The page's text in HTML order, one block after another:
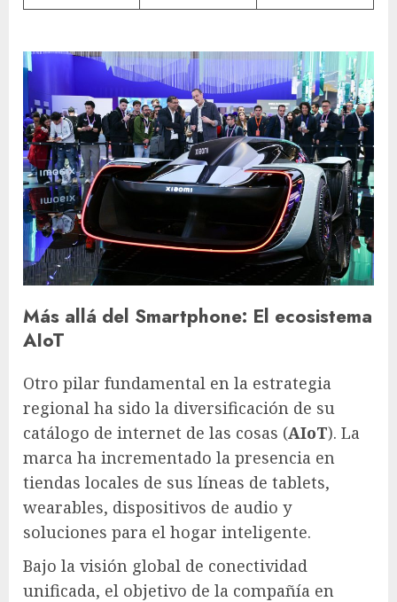
Más allá del Smartphone: El ecosistema
AIoT
Otro pilar fundamental en la estrategia
regional ha sido la diversificación de su
catálogo de internet de las cosas (AIoT). La
marca ha incrementado la presencia en
tiendas locales de sus líneas de tablets,
wearables, dispositivos de audio y
soluciones para el hogar inteligente.
Bajo la visión global de conectividad
unificada, el objetivo de la compañía en